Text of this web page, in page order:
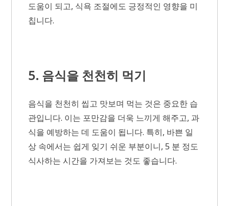
도움이 되고, 식욕 조절에도 긍정적인 영향을 미
칩니다.
5. 음식을 천천히 먹기
음식을 천천히 씹고 맛보며 먹는 것은 중요한 습
관입니다. 이는 포만감을 더욱 느끼게 해주고, 과
식을 예방하는 데 도움이 됩니다. 특히, 바쁜 일
상 속에서는 쉽게 잊기 쉬운 부분이니, 5 분 정도
식사하는 시간을 가져보는 것도 좋습니다.